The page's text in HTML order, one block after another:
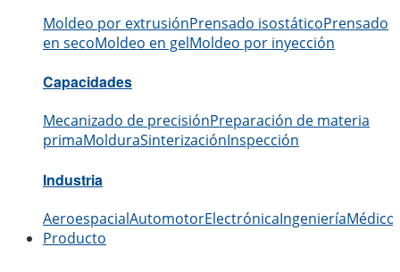
Moldeo por extrusiónPrensado isostáticoPrensado
en secoMoldeo en gelMoldeo por inyección
Capacidades
Mecanizado de precisiónPreparación de materia
primaMolduraSinterizaciónInspección
Industria
AeroespacialAutomotorElectrónicaIngenieríaMédico
Producto